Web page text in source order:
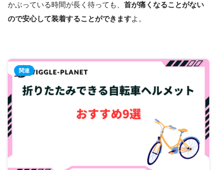
かぶっている時間が長く待っても、 首が痛くなることがない
ので安心して装着することができますよ。